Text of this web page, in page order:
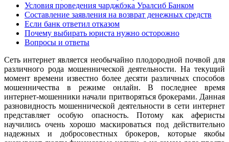
Условия проведения чарджбэка Уралсиб Банком
Составление заявления на возврат денежных средств
Если банк ответил отказом
Почему выбирать юриста нужно осторожно
Вопросы и ответы
Сеть интернет является необычайно плодородной почвой для
различного рода мошеннической деятельности. На текущий
момент времени известно более десяти различных способов
мошенничества в режиме онлайн. В последнее время
интернет-мошенники начали притворяться брокерами. Данная
разновидность мошеннической деятельности в сети интернет
представляет особую опасность. Потому как аферисты
научились очень хорошо маскироваться под действительно
надежных и добросовестных брокеров, которые якобы